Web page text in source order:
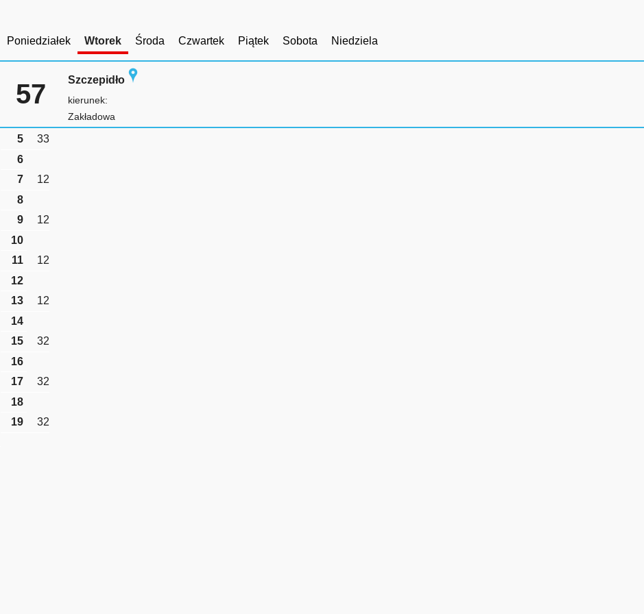
Poniedziałek Wtorek Środa Czwartek Piątek Sobota Niedziela
57 Szczepidło
kierunek:
Zakładowa
5
33
6
7
12
8
9
12
10
11
12
12
13
12
14
15
32
16
17
32
18
19
32